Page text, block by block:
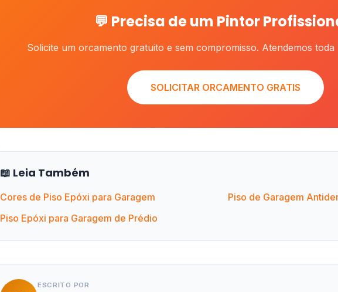
💬 Precisa de um Pintor
Solicite um orcamento gratuito e sem compromisso. Atendemos toda
SOLICITAR ORCAMENTO GRATIS
📖 Leia Também
Cores de Piso Epóxi para Garagem
Piso de Garagem
Piso Epóxi para Garagem de Prédio
ESCRITO POR